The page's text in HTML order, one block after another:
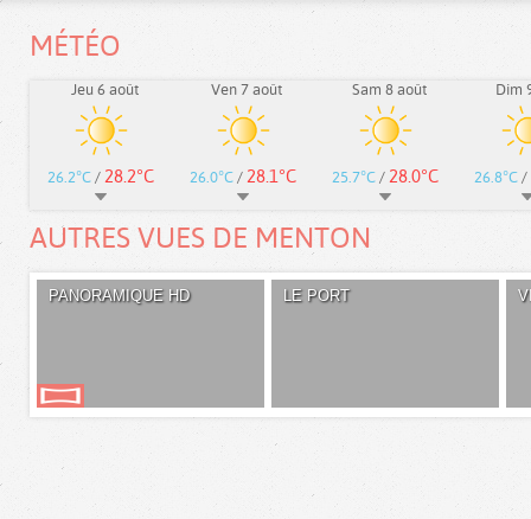
MÉTÉO
Jeu 6 août
26.2°C / 28.2°C
Ven 7 août
26.0°C / 28.1°C
Sam 8 août
25.7°C / 28.0°C
Dim
26.8°C /
AUTRES VUES DE MENTON
PANORAMIQUE HD LE PORT